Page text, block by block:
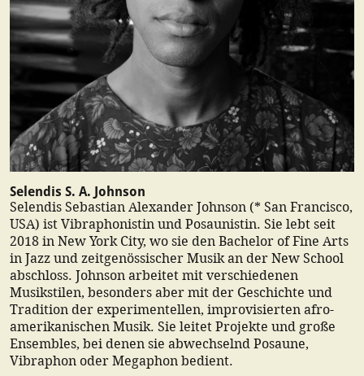
Selendis S. A. Johnson
Selendis Sebastian Alexander Johnson (* San Francisco,
USA) ist Vibraphonistin und Posaunistin. Sie lebt seit
2018 in New York City, wo sie den Bachelor of Fine Arts
in Jazz und zeitgenössischer Musik an der New School
abschloss. Johnson arbeitet mit verschiedenen
Musikstilen, besonders aber mit der Geschichte und
Tradition der experimentellen, improvisierten afro-
amerikanischen Musik. Sie leitet Projekte und große
Ensembles, bei denen sie abwechselnd Posaune,
Vibraphon oder Megaphon bedient.